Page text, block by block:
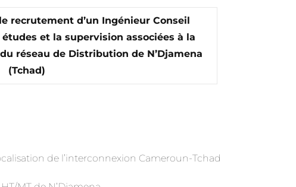
recrutement d’un Ingénieur Conseil
et la supervision associées à la
réseau de Distribution de N’Djamena
(Tchad)
de l’interconnexion Cameroun-Tchad